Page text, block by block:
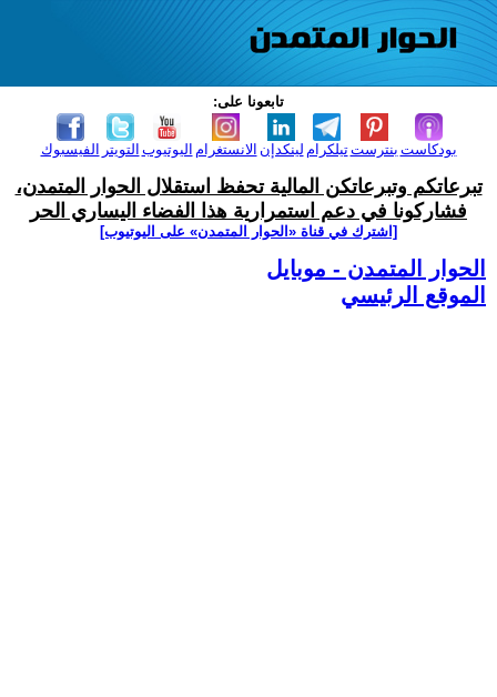
تابعونا على:
الفيسبوك التويتر اليوتيوب الانستغرام لينكدإن تيلكرامبنترست بودكاست
تبرعاتكم وتبرعاتكن المالية تحفظ استقلال الحوار المتمدن،
فشاركونا في دعم استمرارية هذا الفضاء اليساري الحر
[اشترك في قناة ‫«الحوار المتمدن» على اليوتيوب]
الحوار المتمدن - موبايل
الموقع الرئيسي